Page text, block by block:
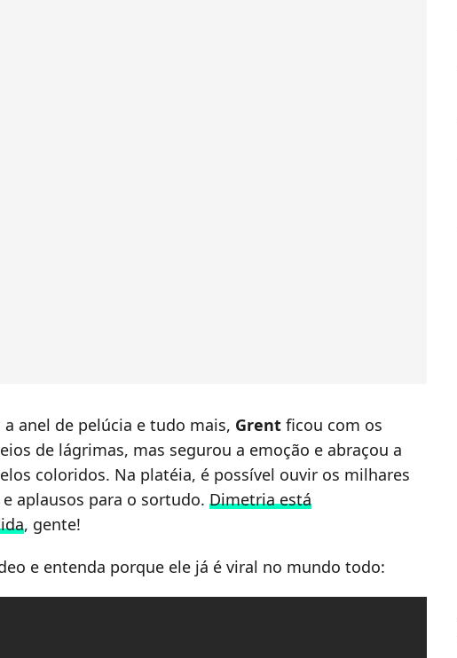
anel de pelúcia e tudo mais, Grent ficou com os
de lágrimas, mas segurou a emoção e abraçou a
coloridos. Na platéia, é possível ouvir os milhares
aplausos para o sortudo. Dimetria está
, gente!
e entenda porque ele já é viral no mundo todo: